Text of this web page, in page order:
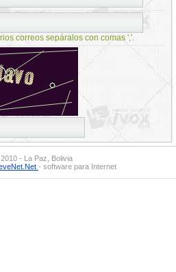
correos sepáralos con comas ','.
- La Paz, Bolivia
- software para Internet